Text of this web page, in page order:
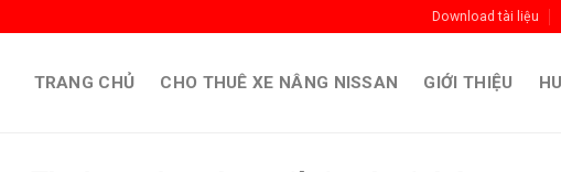
Download tài liệu
TRANG CHỦ CHO THUÊ XE NÂNG NISSAN GIỚI THIỆU